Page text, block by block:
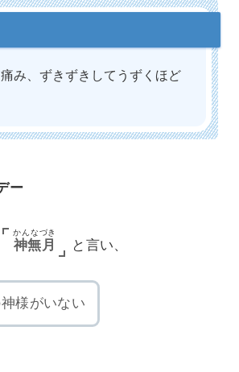
み、ずきずきしてうずくほど
ー
神無月
かんなづき
と言い、
様がいない